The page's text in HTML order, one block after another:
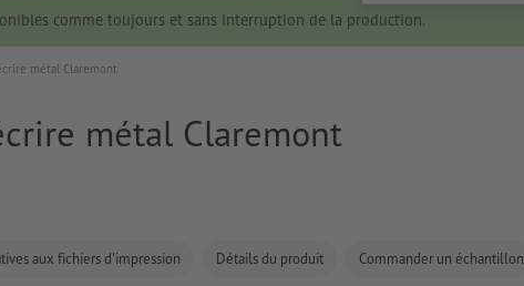
comme toujours et sans interruption de la production.
métal Claremont
métal Claremont
aux fichiers d'impression Détails du produit Commander un échantillon